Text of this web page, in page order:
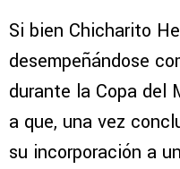
Si bien Chicharito
desempeñándose
durante la Copa del
a que, una vez
su incorporación a